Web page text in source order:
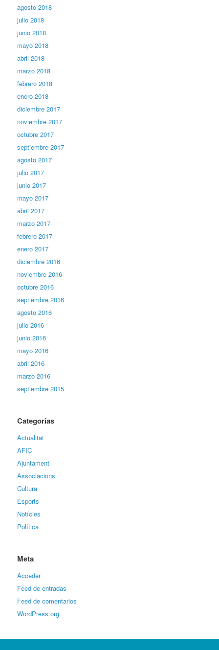
agosto 2018
julio 2018
junio 2018
mayo 2018
abril 2018
marzo 2018
febrero 2018
enero 2018
diciembre 2017
noviembre 2017
octubre 2017
septiembre 2017
agosto 2017
julio 2017
junio 2017
mayo 2017
abril 2017
marzo 2017
febrero 2017
enero 2017
diciembre 2016
noviembre 2016
octubre 2016
septiembre 2016
agosto 2016
julio 2016
junio 2016
mayo 2016
abril 2016
marzo 2016
septiembre 2015
Categorías
Actualitat
AFIC
Ajuntament
Associacions
Cultura
Esports
Notícies
Política
Meta
Acceder
Feed de entradas
Feed de comentarios
WordPress.org